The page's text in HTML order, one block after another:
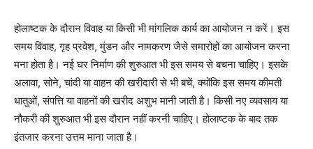
होलाष्टक के दौरान विवाह या किसी भी मांगलिक कार्य का आयोजन न करें। इस
समय विवाह, गृह प्रवेश, मुंडन और नामकरण जैसे समारोहों का आयोजन करना
मना होता है। नई घर निर्माण की शुरुआत भी इस समय से बचना चाहिए। इसके
अलावा, सोने, चांदी या वाहन की खरीदारी से भी बचें, क्योंकि इस समय कीमती
धातुओं, संपत्ति या वाहनों की खरीद अशुभ मानी जाती है। किसी नए व्यवसाय या
नौकरी की शुरुआत भी इस दौरान नहीं करनी चाहिए। होलाष्टक के बाद तक
इंतजार करना उत्तम माना जाता है।